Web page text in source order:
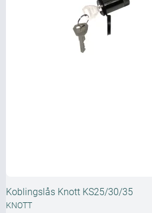
Koblingslås Knott KS25/30/35
KNOTT